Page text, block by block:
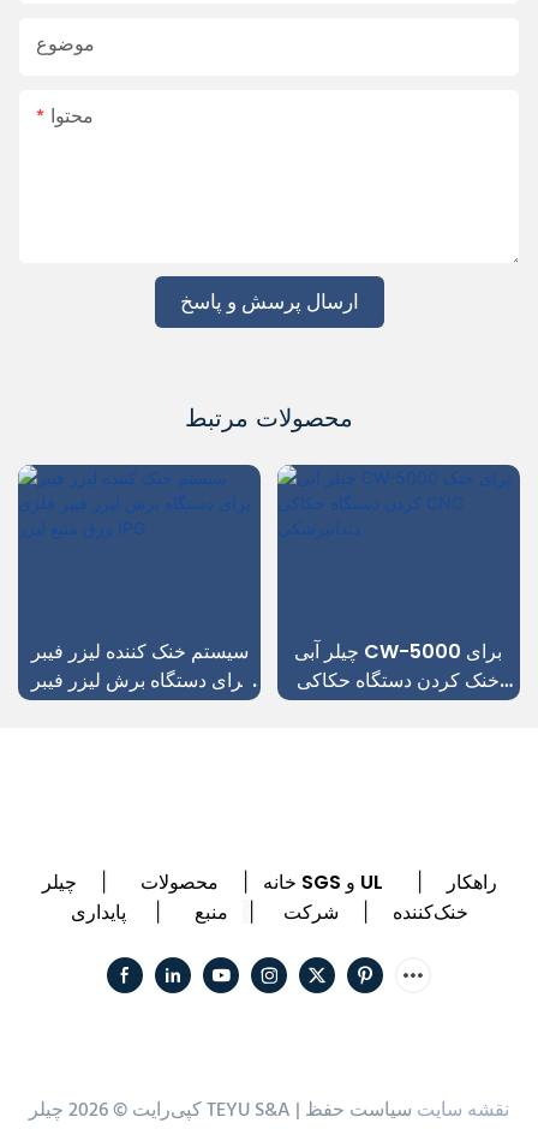
موضوع
محتوا
ارسال پرسش و پاسخ
محصولات مرتبط
سیستم خنک کننده لیزر فیبر
برای دستگاه برش لیزر فیبر
فلزی ورق منبع لیزر IPG
چیلر آبی CW-5000 برای
خنک کردن دستگاه حکاکی
CNC دندانپزشکی
خانه محصولات چیلر SGS و UL
راهکار
خنک‌کننده
شرکت منبع پایداری
کپی‌رایت © 2026 چیلر TEYU S&A | نقشه سایت سیاست حفظ